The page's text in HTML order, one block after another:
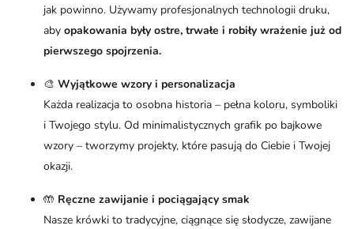
jak powinno. Używamy profesjonalnych technologii druku,
aby opakowania były ostre, trwałe i robiły wrażenie już od
pierwszego spojrzenia.
🎨 Wyjątkowe wzory i personalizacja
Każda realizacja to osobna historia – pełna koloru, symboliki
i Twojego stylu. Od minimalistycznych grafik po bajkowe
wzory – tworzymy projekty, które pasują do Ciebie i Twojej
okazji.
🤲 Ręczne zawijanie i pociągający smak
Nasze krówki to tradycyjne, ciągnące się słodycze, zawijane